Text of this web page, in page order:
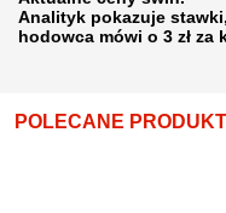
Analityk pokazuje stawki,
hodowca mówi o 3 zł za
POLECANE